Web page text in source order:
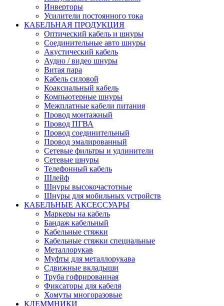
Инверторы
Усилители постоянного тока
КАБЕЛЬНАЯ ПРОДУКЦИЯ
Оптический кабель и шнуры
Соединительные авто шнуры
Акустический кабель
Аудио / видео шнуры
Витая пара
Кабель силовой
Коаксиальный кабель
Компьютерные шнуры
Межплатные кабели питания
Провод монтажный
Провод ПГВА
Провод соединительный
Провод эмалированный
Сетевые фильтры и удлинители
Сетевые шнуры
Телефонный кабель
Шлейф
Шнуры высокочастотные
Шнуры для мобильных устройств
КАБЕЛЬНЫЕ АКСЕССУАРЫ
Маркеры на кабель
Бандаж кабельный
Кабельные стяжки
Кабельные стяжки специальные
Металлорукав
Муфты для металлорукава
Сдвижные вкладыши
Труба гофрированная
Фиксаторы для кабеля
Хомуты многоразовые
КЛЕММНИКИ